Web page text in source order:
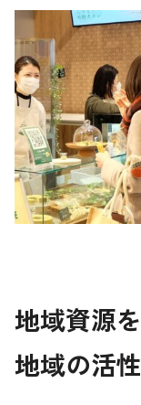
地域資源
地域の活性